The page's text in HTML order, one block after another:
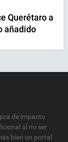
Querétaro a
añadido
de impacto
al no ser
bien un portal